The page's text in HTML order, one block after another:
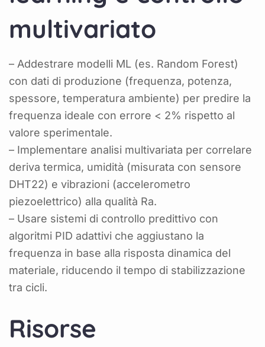
multivariato
– Addestrare modelli ML (es. Random Forest)
con dati di produzione (frequenza, potenza,
spessore, temperatura ambiente) per predire la
frequenza ideale con errore < 2% rispetto al
valore sperimentale.
– Implementare analisi multivariata per correlare
deriva termica, umidità (misurata con sensore
DHT22) e vibrazioni (accelerometro
piezoelettrico) alla qualità Ra.
– Usare sistemi di controllo predittivo con
algoritmi PID adattivi che aggiustano la
frequenza in base alla risposta dinamica del
materiale, riducendo il tempo di stabilizzazione
tra cicli.
Risorse